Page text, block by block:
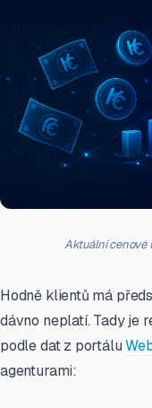
Aktuální cenové
Hodně klientů má
dávno neplatí. Tady je
podle dat z portálu
agenturami: